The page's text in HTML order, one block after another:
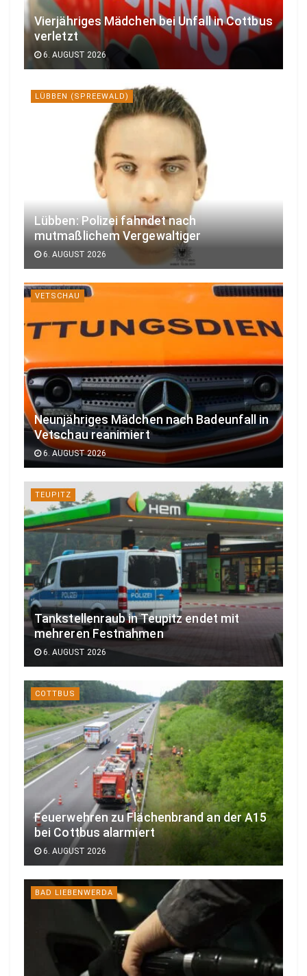
Vierjähriges Mädchen bei Unfall in Cottbus
verletzt
6. AUGUST 2026
LÜBBEN (SPREEWALD)
Lübben: Polizei fahndet nach
mutmaßlichem Vergewaltiger
6. AUGUST 2026
VETSCHAU
Neunjähriges Mädchen nach Badeunfall in
Vetschau reanimiert
6. AUGUST 2026
TEUPITZ
Tankstellenraub in Teupitz endet mit
mehreren Festnahmen
6. AUGUST 2026
COTTBUS
Feuerwehren zu Flächenbrand an der A15
bei Cottbus alarmiert
6. AUGUST 2026
BAD LIEBENWERDA